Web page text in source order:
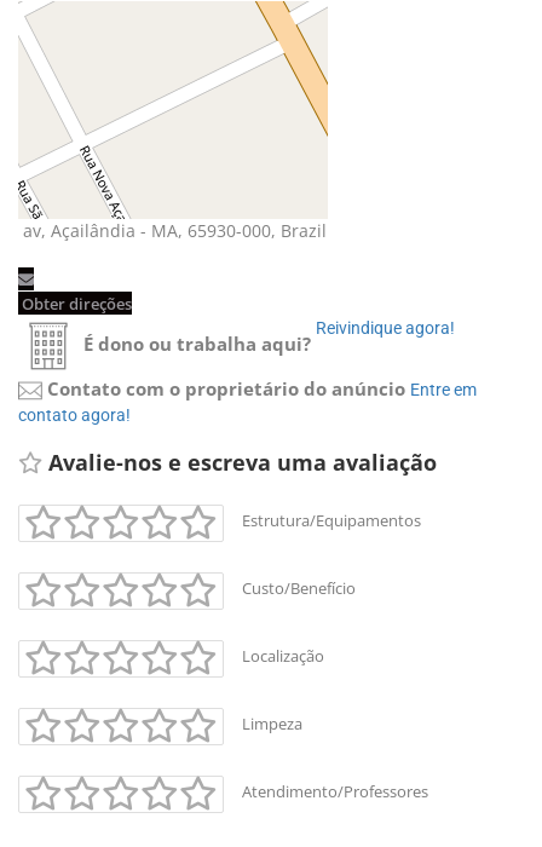
av, Açailândia - MA, 65930-000, Brazil
Obter direções
É dono ou trabalha aqui?
Reivindique agora!
Contato com o proprietário do anúncio Entre em
contato agora!
Avalie-nos e escreva uma avaliação
Estrutura/Equipamentos
Custo/Benefício
Localização
Limpeza
Atendimento/Professores